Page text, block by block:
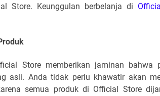
Store. Keunggulan berbelanja di
Store memberikan jaminan bahwa
asli. Anda tidak perlu khawatir akan
semua produk di Official Store